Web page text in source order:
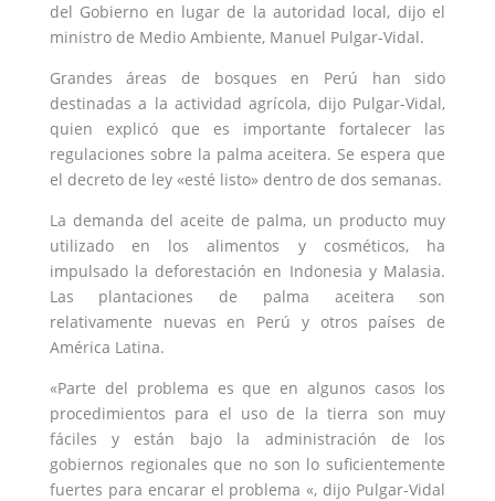
del Gobierno en lugar de la autoridad local, dijo el
ministro de Medio Ambiente, Manuel Pulgar-Vidal.
Grandes áreas de bosques en Perú han sido
destinadas a la actividad agrícola, dijo Pulgar-Vidal,
quien explicó que es importante fortalecer las
regulaciones sobre la palma aceitera. Se espera que
el decreto de ley «esté listo» dentro de dos semanas.
La demanda del aceite de palma, un producto muy
utilizado en los alimentos y cosméticos, ha
impulsado la deforestación en Indonesia y Malasia.
Las plantaciones de palma aceitera son
relativamente nuevas en Perú y otros países de
América Latina.
«Parte del problema es que en algunos casos los
procedimientos para el uso de la tierra son muy
fáciles y están bajo la administración de los
gobiernos regionales que no son lo suficientemente
fuertes para encarar el problema «, dijo Pulgar-Vidal